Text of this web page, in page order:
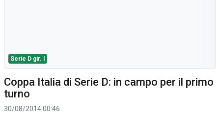
Serie D gir. I
Coppa Italia di Serie D: in campo per il primo
turno
30/08/2014 00:46